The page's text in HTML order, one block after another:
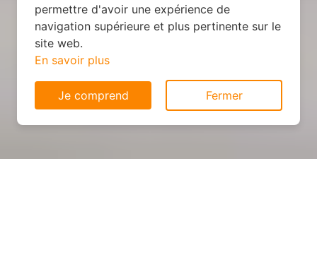
permettre d'avoir une expérience de
navigation supérieure et plus pertinente sur le
site web.
En savoir plus
Je comprend Fermer